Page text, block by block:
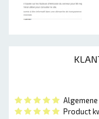
Product